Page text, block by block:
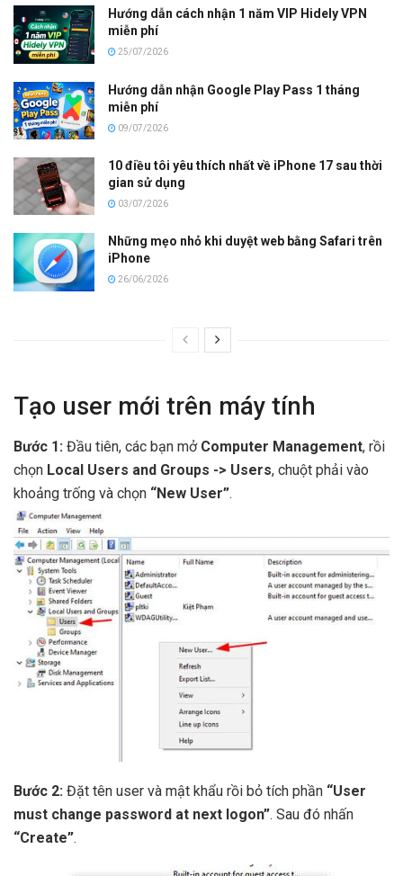
Hướng dẫn cách nhận 1 năm VIP Hidely VPN
miễn phí
25/07/2026
Hướng dẫn nhận Google Play Pass 1 tháng
miễn phí
09/07/2026
10 điều tôi yêu thích nhất về iPhone 17 sau thời
gian sử dụng
03/07/2026
Những mẹo nhỏ khi duyệt web bằng Safari trên
iPhone
26/06/2026
Tạo user mới trên máy tính
Bước 1: Đầu tiên, các bạn mở Computer Management, rồi
chọn Local Users and Groups -> Users, chuột phải vào
khoảng trống và chọn “New User”.
Bước 2: Đặt tên user và mật khẩu rồi bỏ tích phần “User
must change password at next logon”. Sau đó nhấn
“Create”.